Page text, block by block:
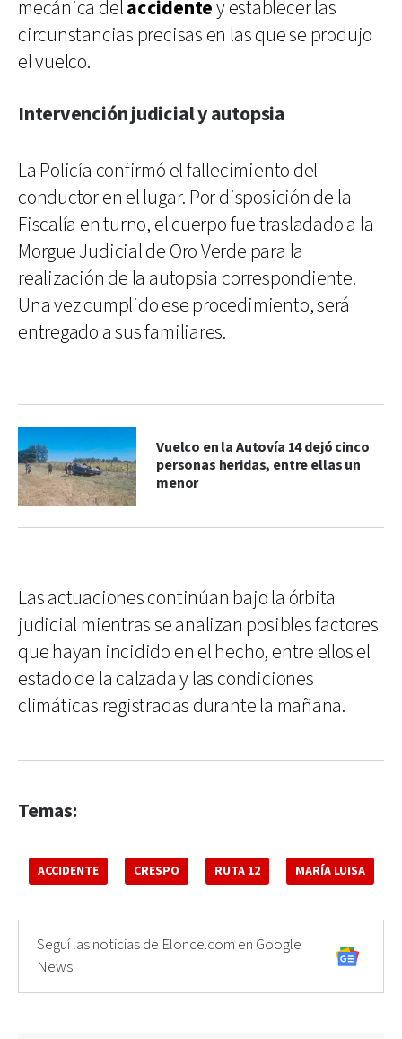
mecánica delaccidentey establecer las
circunstancias precisas en las que se produjo
el vuelco.
Intervención judicial y autopsia
La Policía confirmó el fallecimiento del
conductor en el lugar. Por disposición de la
Fiscalía en turno, el cuerpo fue trasladado a la
Morgue Judicial de Oro Verde para la
realización de la autopsia correspondiente.
Una vez cumplido ese procedimiento, será
entregado a sus familiares.
Vuelco en la Autovía 14 dejó cinco
personas heridas, entre ellas un
menor
Las actuaciones continúan bajo la órbita
judicial mientras se analizan posibles factores
que hayan incidido en el hecho, entre ellos el
estado de la calzada y las condiciones
climáticas registradas durante la mañana.
Temas:
ACCIDENTE CRESPO RUTA 12 MARÍA LUISA
Seguí las noticias de Elonce.com en Google
News